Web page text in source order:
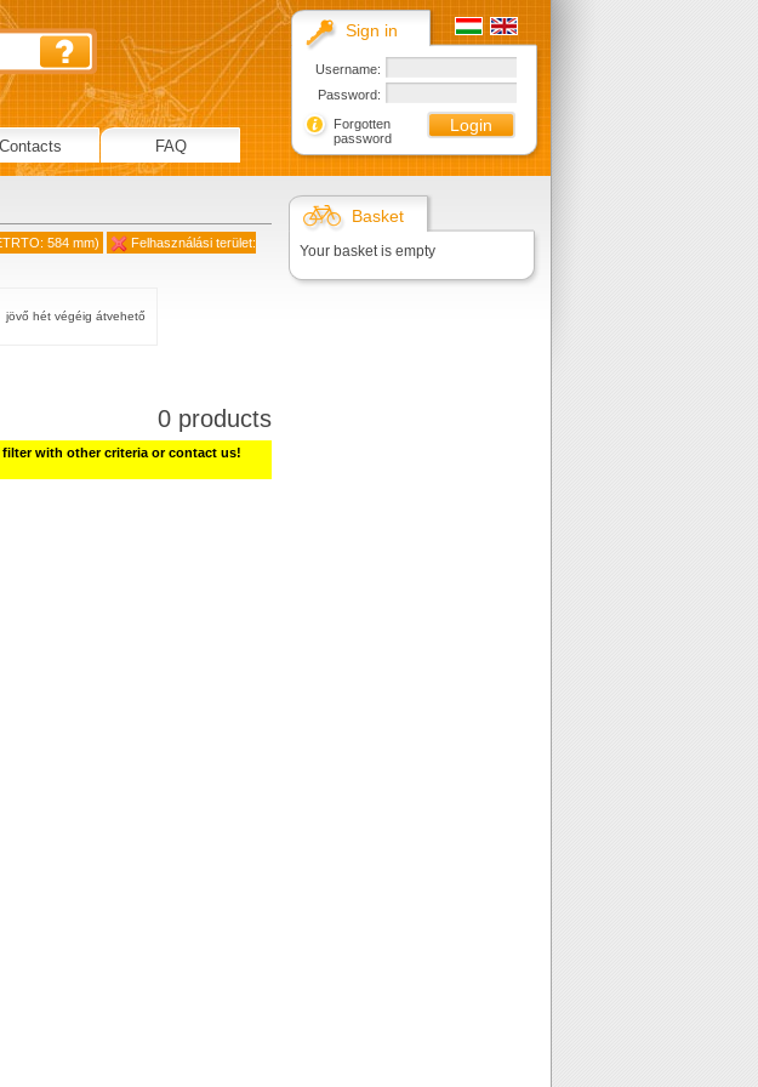
584 mm)
Felhasználási terület:
jövő hét végéig átvehető
0 products
with other criteria or contact us!
Basket
Your basket is empty
Sign in
Username:
Password:
Forgotten
password
Contacts FAQ